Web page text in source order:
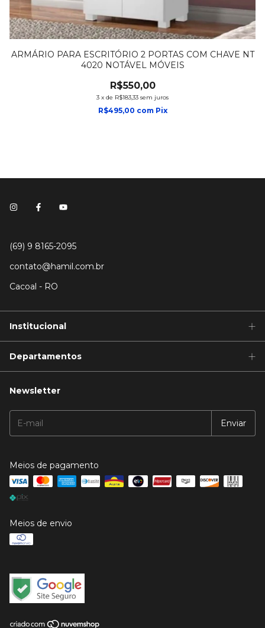
ARMÁRIO PARA ESCRITÓRIO 2 PORTAS COM CHAVE NT
4020 NOTÁVEL MÓVEIS
R$550,00
3 x de R$183,33 sem juros
R$495,00 com Pix
(69) 9 8165-2095
contato@hamil.com.br
Cacoal - RO
Institucional
Departamentos
Newsletter
Meios de pagamento
Meios de envio